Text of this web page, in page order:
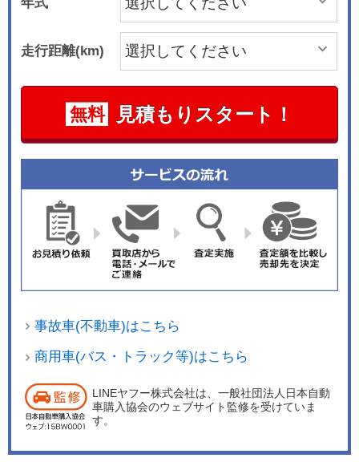
走行距離(km)
無料 見積もりスタート！
事故車(不動車)はこちら
商用車(バス・トラック等)はこちら
LINEヤフー株式会社は、一般社団法人日本自動
車購入協会のウェブサイト監修を受けていま
す。